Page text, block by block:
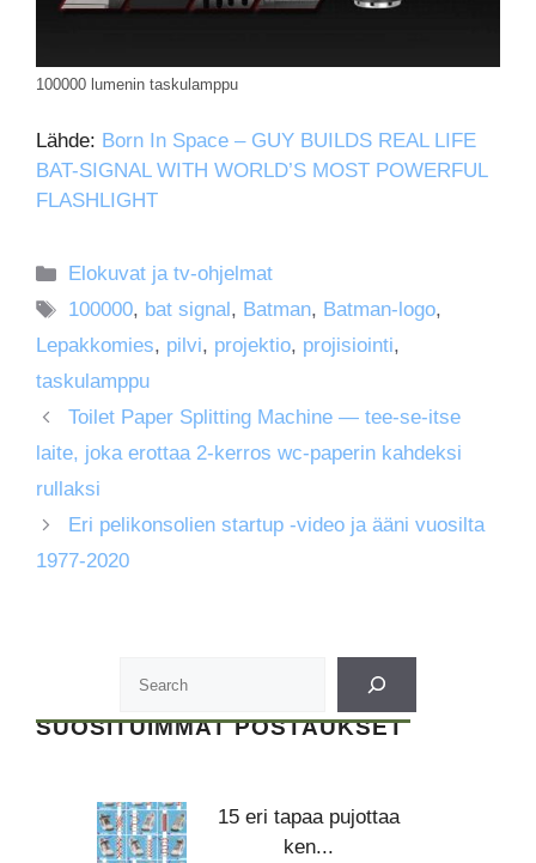
100000 lumenin taskulamppu
Lähde: Born In Space – GUY BUILDS REAL LIFE
BAT-SIGNAL WITH WORLD’S MOST POWERFUL
FLASHLIGHT
Kategoriat
Elokuvat ja tv-ohjelmat
Avainsanat
100000, bat signal , Batman, Batman-logo,
Lepakkomies, pilvi, projektio, projisiointi,
taskulamppu
Toilet Paper Splitting Machine — tee-se-itse
laite, joka erottaa 2-kerros wc-paperin kahdeksi
rullaksi
Eri pelikonsolien startup -video ja ääni vuosilta
1977-2020
SUOSITUIMMAT POSTAUKSET
15 eri tapaa pujottaa
ken...